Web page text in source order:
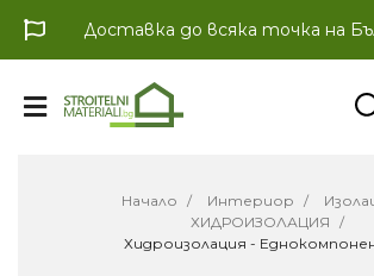
Доставка до всяка точка на
Начало Интериор
ХИДРОИЗОЛАЦИЯ
Хидроизолация -